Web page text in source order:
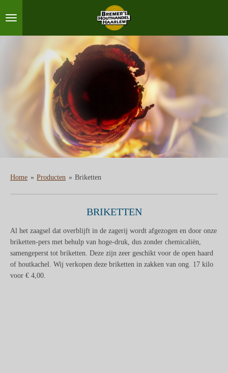
direct
hoofdinhoud
Home » Producten » Briketten
BRIKETTEN
Al het zaagsel dat overblijft in de zagerij wordt afgezogen en door onze
briketten-pers met behulp van hoge-druk, dus zonder chemicaliën,
samengeperst tot briketten. Deze zijn zeer geschikt voor de open haard
of houtkachel. Wij verkopen deze briketten in zakken van ong. 17 kilo
voor € 4,00.